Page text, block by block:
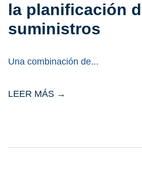
la planificación
suministros
Una combinación de
LEER MÁS →